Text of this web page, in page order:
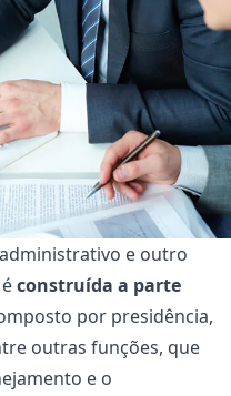
e outro
construída a parte
por presidência,
outras funções, que
e o